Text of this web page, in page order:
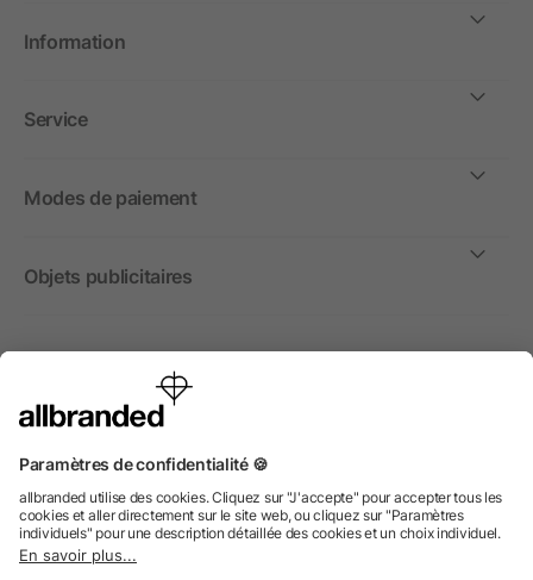
Information
Service
Modes de paiement
Objets publicitaires
International